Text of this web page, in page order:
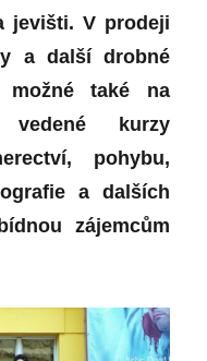
jevišti. V prodeji
a další drobné
možné také na
vedené kurzy
pohybu,
a dalších
zájemcům